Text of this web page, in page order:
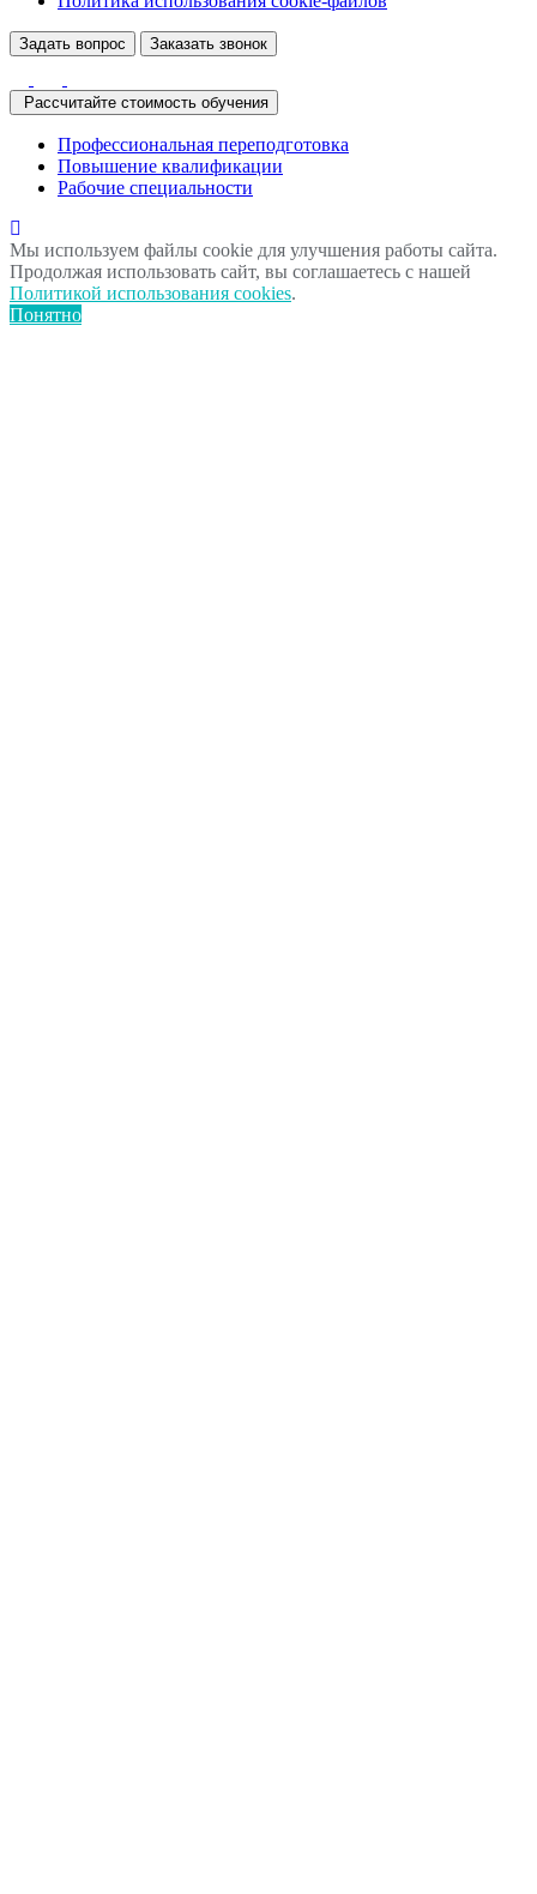
Задать вопрос Заказать звонок
Рассчитайте стоимость обучения
Профессиональная переподготовка
Повышение квалификации
Рабочие специальности
Мы используем файлы cookie для улучшения работы сайта.
Продолжая использовать сайт, вы соглашаетесь с нашей
Политикой использования cookies.
Понятно